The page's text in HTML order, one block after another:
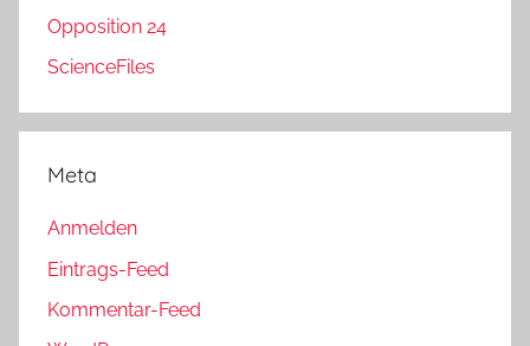
Opposition 24
ScienceFiles
Meta
Anmelden
Eintrags-Feed
Kommentar-Feed